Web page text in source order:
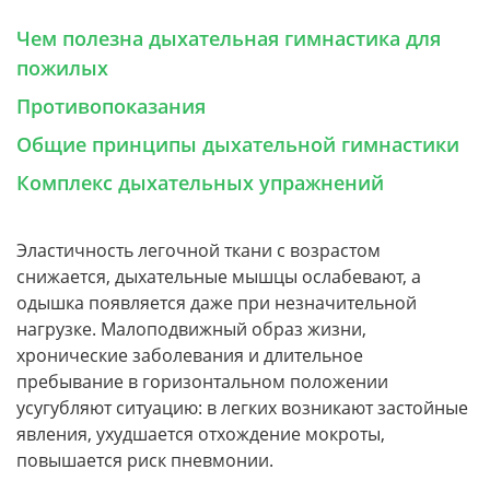
Чем полезна дыхательная гимнастика для
пожилых
Противопоказания
Общие принципы дыхательной гимнастики
Комплекс дыхательных упражнений
Эластичность легочной ткани с возрастом
снижается, дыхательные мышцы ослабевают, а
одышка появляется даже при незначительной
нагрузке. Малоподвижный образ жизни,
хронические заболевания и длительное
пребывание в горизонтальном положении
усугубляют ситуацию: в легких возникают застойные
явления, ухудшается отхождение мокроты,
повышается риск пневмонии.